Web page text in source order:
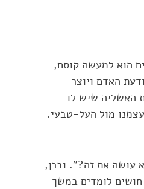
הוא למעשה קוסם,
האדם ויוצר
האשליה שיש לו
מול העל-טבעי.
עושה את זה?". ובכן,
חושים לומדים במשך